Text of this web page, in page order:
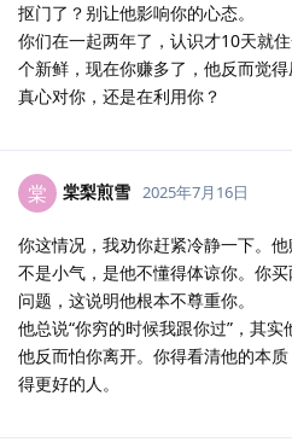
抠门了？别让他影响你的心态。
你们在一起两年了，认识才10天就
个新鲜，现在你赚多了，他反而觉
真心对你，还是在利用你？
棠 棠梨煎雪 2025年7月16日
你这情况，我劝你赶紧冷静一下。
不是小气，是他不懂得体谅你。你
问题，这说明他根本不尊重你。
他总说“你穷的时候我跟你过”，其实
他反而怕你离开。你得看清他的本
得更好的人。